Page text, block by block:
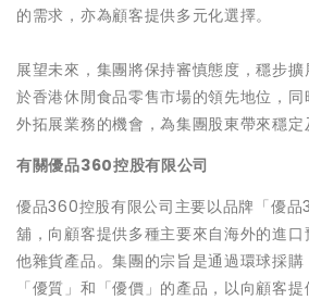
的需求，亦為顧客提供多元化選擇。
展望未來，集團將保持審慎態度，穩步
於香港休閒食品零售市場的領先地位，
外拓展業務的機會，為集團股東帶來穩定
有關優品360控股有限公司
優品360控股有限公司主要以品牌「優
舖，向顧客提供多種主要來自海外的進
他雜貨產品。集團的宗旨是通過環球採
「優質」和「優價」的產品，以向顧客